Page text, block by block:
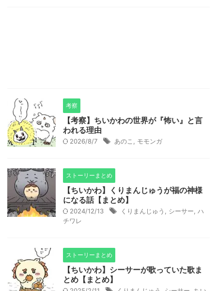
考察
【考察】ちいかわの世界が『怖い』と言
われる理由
2026/8/7 あのこ モモンガ
ストーリーまとめ
【ちいかわ】くりまんじゅうが福の神様
になる話【まとめ】
2024/12/13 くりまんじゅう シーサー ハ
チワレ
ストーリーまとめ
【ちいかわ】シーサーが歌っていた歌ま
とめ【まとめ】